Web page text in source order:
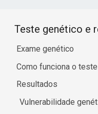
Teste genético e
Exame genético
Como funciona o
Resultados
Vulnerabilidade